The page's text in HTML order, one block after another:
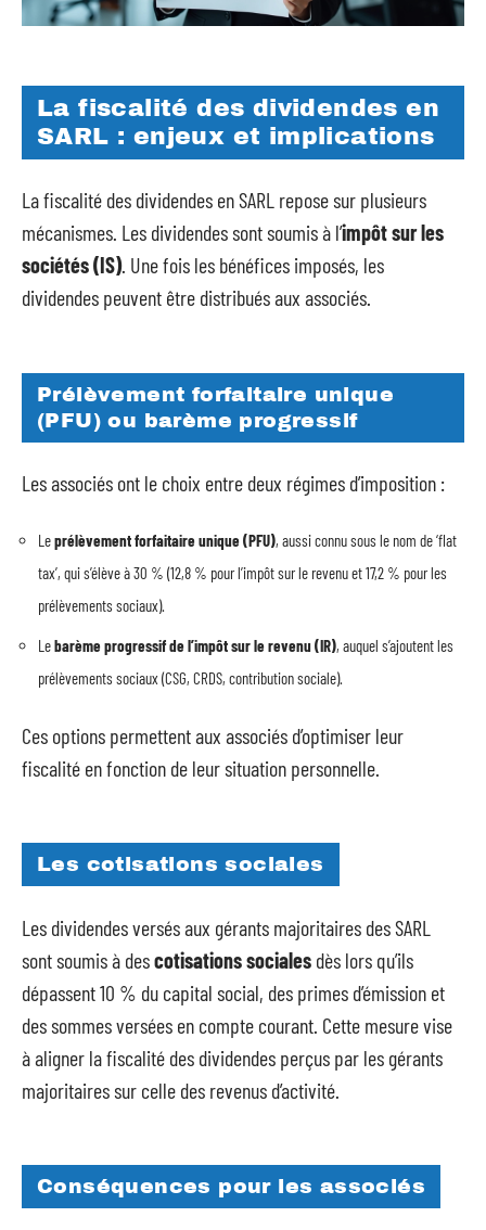
La fiscalité des dividendes en
SARL : enjeux et implications
La fiscalité des dividendes en SARL repose sur plusieurs
mécanismes. Les dividendes sont soumis à l’impôt sur les
sociétés (IS). Une fois les bénéfices imposés, les
dividendes peuvent être distribués aux associés.
Prélèvement forfaitaire unique
(PFU) ou barème progressif
Les associés ont le choix entre deux régimes d’imposition :
Leprélèvement forfaitaire unique (PFU), aussi connu sous le nom de ‘flat
tax’, qui s’élève à 30 % (12,8 % pour l’impôt sur le revenu et 17,2 % pour les
prélèvements sociaux).
Lebarème progressif de l’impôt sur le revenu (IR), auquel s’ajoutent les
prélèvements sociaux (CSG, CRDS, contribution sociale).
Ces options permettent aux associés d’optimiser leur
fiscalité en fonction de leur situation personnelle.
Les cotisations sociales
Les dividendes versés aux gérants majoritaires des SARL
sont soumis à descotisations sociales dès lors qu’ils
dépassent 10 % du capital social, des primes d’émission et
des sommes versées en compte courant. Cette mesure vise
à aligner la fiscalité des dividendes perçus par les gérants
majoritaires sur celle des revenus d’activité.
Conséquences pour les associés